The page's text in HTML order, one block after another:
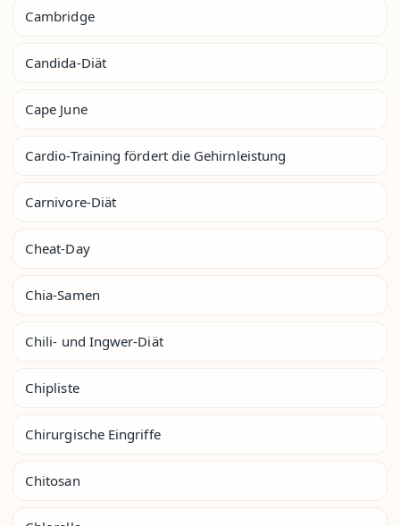
Cambridge
Candida-Diät
Cape June
Cardio-Training fördert die Gehirnleistung
Carnivore-Diät
Cheat-Day
Chia-Samen
Chili- und Ingwer-Diät
Chipliste
Chirurgische Eingriffe
Chitosan